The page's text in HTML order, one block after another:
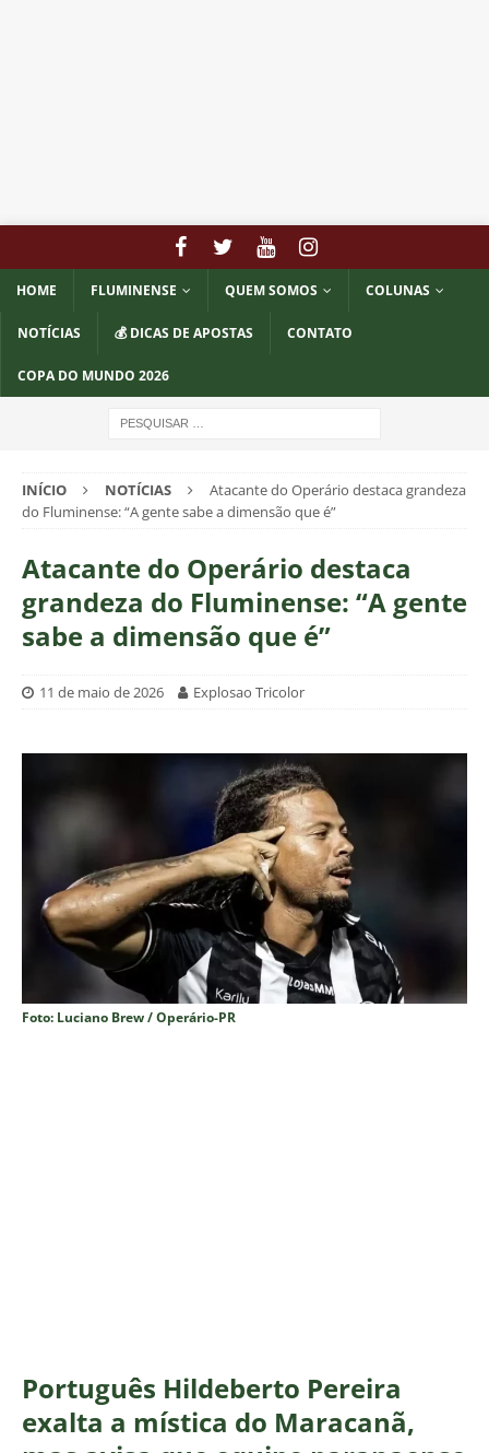
HOME FLUMINENSE QUEM SOMOS COLUNAS
NOTÍCIAS 💰 DICAS DE APOSTAS CONTATO
COPA DO MUNDO 2026
INÍCIO NOTÍCIAS
Atacante do Operário destaca grandeza
do Fluminense: “A gente sabe a dimensão que é”
Atacante do Operário destaca
grandeza do Fluminense: “A gente
sabe a dimensão que é”
11 de maio de 2026 Explosao Tricolor
Foto: Luciano Brew / Operário-PR
Português Hildeberto Pereira
exalta a mística do Maracanã,